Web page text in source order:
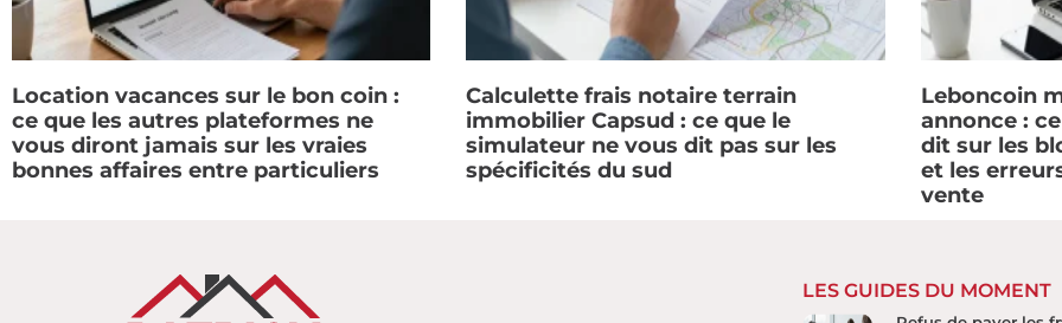
Location vacances sur le bon coin :
ce que les autres plateformes ne
vous diront jamais sur les vraies
bonnes affaires entre particuliers
Calculette frais notaire terrain
immobilier Capsud : ce que le
simulateur ne vous dit pas sur les
spécificités du sud
Leboncoin
annonce :
dit sur les
et les
vente
LES GUIDES DU MOMENT